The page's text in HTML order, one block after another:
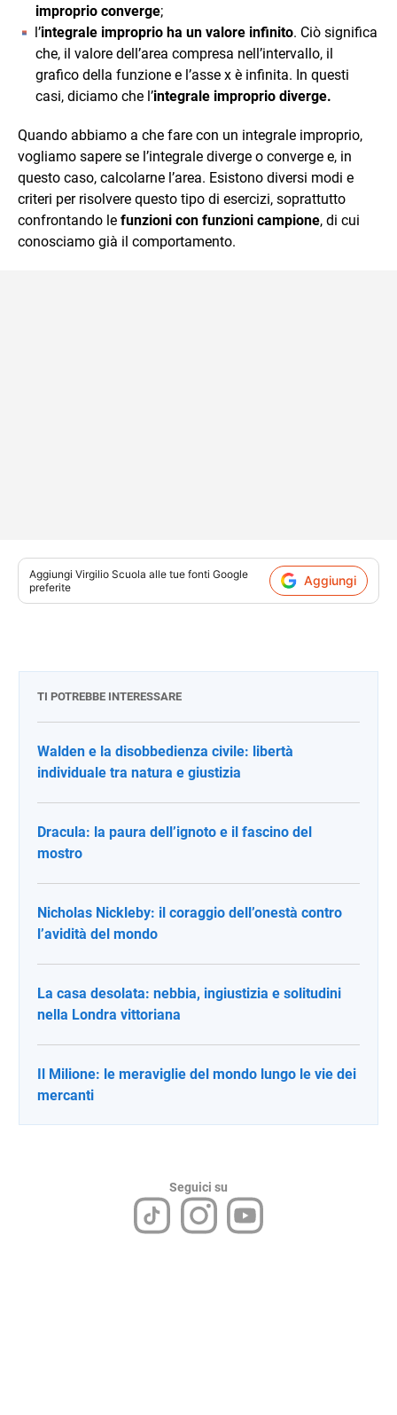
improprio converge;
l’integrale improprio ha un valore infinito. Ciò significa
che, il valore dell’area compresa nell’intervallo, il
grafico della funzione e l’asse x è infinita. In questi
casi, diciamo che l’integrale improprio diverge.
Quando abbiamo a che fare con un integrale improprio,
vogliamo sapere se l’integrale diverge o converge e, in
questo caso, calcolarne l’area. Esistono diversi modi e
criteri per risolvere questo tipo di esercizi, soprattutto
confrontando le funzioni con funzioni campione, di cui
conosciamo già il comportamento.
Aggiungi Virgilio Scuola alle tue fonti Google
preferite
Aggiungi
TI POTREBBE INTERESSARE
Walden e la disobbedienza civile: libertà
individuale tra natura e giustizia
Dracula: la paura dell’ignoto e il fascino del
mostro
Nicholas Nickleby: il coraggio dell’onestà contro
l’avidità del mondo
La casa desolata: nebbia, ingiustizia e solitudini
nella Londra vittoriana
Il Milione: le meraviglie del mondo lungo le vie dei
mercanti
Seguici su